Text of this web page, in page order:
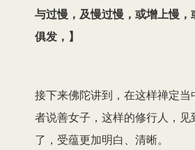
与过慢，及慢过慢，或增上慢
俱发， 】
接下来佛陀讲到，在这样禅定
者说善女子，这样的修行人，见
了，受蕴更加明白、清晰。